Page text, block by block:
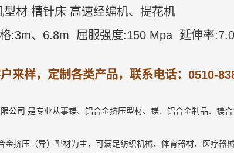
材 槽针床 高速经编机、提花机
:3m、6.8m 屈服强度:150 Mpa 延伸率
来样，定制各类产品，联系电话：0510-
公司 是专业从事镁、铝合金挤压型材、镁、铝合金制品、镁
金挤压（异）型材为主，可满足纺织机械、体育器材、医疗器